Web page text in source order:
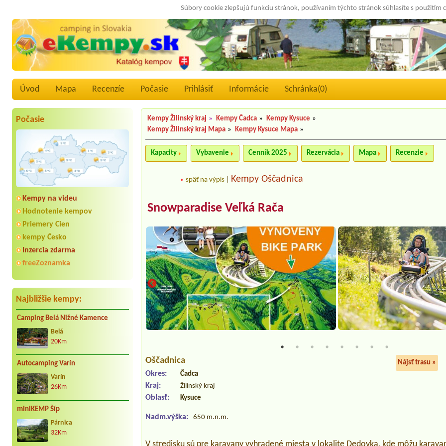
Súbory cookie zlepšujú funkciu stránok, používaním týchto stránok súhlasíte s použitím
Úvod Mapa Recenzíe Počasie Prihlásiť Informácie Schránka(0)
Počasie
Kempy na videu
Hodnotenie kempov
Priemery Cien
kempy Česko
Inzercia zdarma
freeZoznamka
Najbližšie kempy:
Camping Belá Nižné Kamence
Belá
20Km
Autocamping Varín
Varín
26Km
miniKEMP Šíp
Párnica
32Km
Kempy Žilinský kraj » Kempy Čadca » Kempy Kysuce »
Kempy Žilinský kraj Mapa » Kempy Kysuce Mapa »
Kapacity Vybavenie Cenník 2025 Rezervácia Mapa Recenzie
«späť na výpis Kempy Oščadnica
Snowparadise Veľká Rača
Oščadnica Nájsť trasu »
Okres: Čadca
Kraj: Žilinský kraj
Oblasť: Kysuce
Nadm.výška:
650 m.n.m.